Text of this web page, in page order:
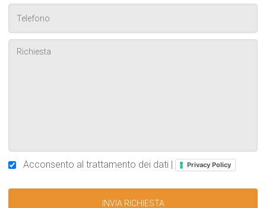
Acconsento al trattamento dei dati | Privacy Policy